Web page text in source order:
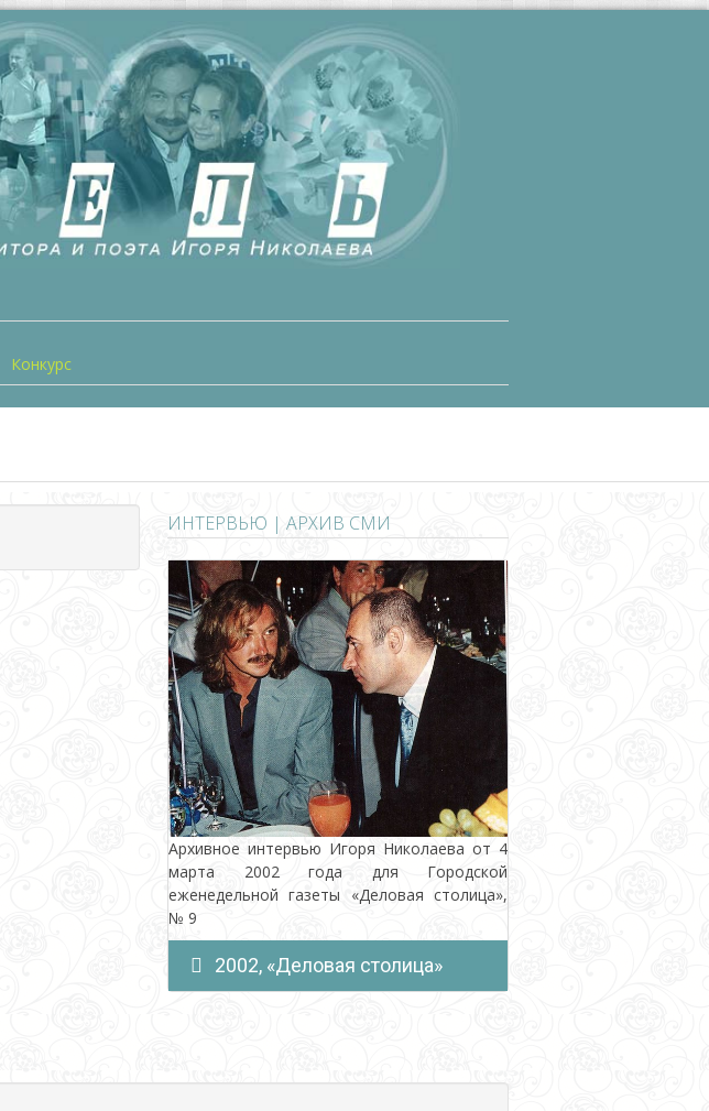
Конкурс
ИНТЕРВЬЮ | АРХИВ СМИ
Архивное интервью Игоря Николаева от 4
марта 2002 года для Городской
еженедельной газеты «Деловая столица»,
№ 9
2002, «Деловая столица»